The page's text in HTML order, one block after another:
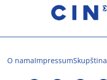
O namaImpressumSkupština